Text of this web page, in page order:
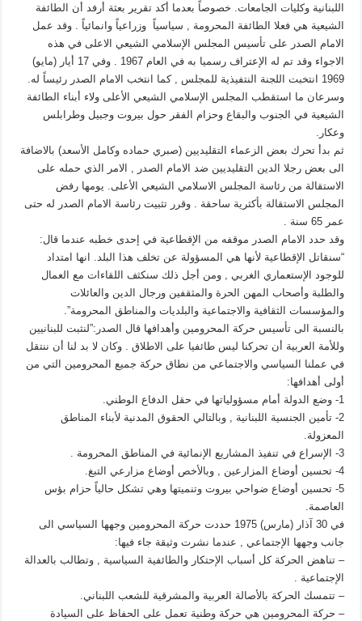
اللبنانية وكليات الجامعات. خصوصاً بعدما أكد تقرير بعثة أرفد أن الطائفة
الشيعية هي فعلا الطائفة المحرومة , سياسياً وزراعياً وانمائياً . وقد عمل
الامام الصدر على تأسيس المجلس الإسلامي الشيعي الاعلى في هذه
الاجواء وقد تم له الإعتراف رسميا به في العام 1967 . وفي 17 أيار (مايو)
1969 انتخبت اللجنة النتفيذية للمجلس , كما انتخب الامام الصدر رئيساً له.
وسرعان ما استقطب المجلس الإسلامي الشيعي الأعلى ولاء أبناء الطائفة
الشيعية في الجنوب والبقاع وحزام الفقر حول بيروت وجبيل وطرابلس
وعكار.
ثم بدأ تحرك بعض الزعماء التقليديين (صبري حماده وكامل الأسعد) بالاضافة
الى بعض رجلا الدين التقليديين ضد الامام الصدر , الامر الذي حمله على
الاستقالة من رئاسة المجلس الاسلامي الشيعي الأعلى. يومها رفض
المجلس الاستقالة بأكثرية ساحقة . وقرر تثبيت رئاسة الامام الصدر له حتى
عمر 65 سنة .
وقد حدد الامام الصدر موقفه من الإقطاعية في إحدى خطبه عندما قال:
“سنقاتل الإقطاعية لأنها هي المسؤولة عن تخلف هذا البلد. انها امتداد
للوجود الإستعماري الغربي , ومن أجل ذلك سنكثف اللقاءات مع العمال
والطلبة وأصحاب المهن الحرة والمثقفين ورجال الدين والعائلات
والمؤسسات الثقافية والاجتماعية والبلديات والمناطق المحرومة”.
بالنسبة الى تأسيس حركة المحرومين وأهدافها قال الصدر:”لنثبت للبنانيين
وللأمة العربية أن تحركنا ليس طائفيا على الاطلاق . وكان لا بد لنا أن ننتقل
في عملنا السياسي والاجتماعي من نطاق حركة جميع المحرومين التي من
أولى أهدافها:
1- وضع الدولة أمام مسؤولياتها في حقل الدفاع الوطني.
2- تأمين الجنسية اللبنانية , وبالتالي الحقوق المدنية لأبناء المناطق
المعزولة.
3- الإسراع في تنفيذ المشاريع الإنمائية في المناطق المحرومة .
4- تحسين أوضاع المزارعين , وبالأخص أوضاع مزارعي التبغ.
5- تحسين أوضاع ضواحي بيروت وتنميتها وهي تشكل حالياً حزام بؤس
العاصمة.
في 30 آذار (مارس) 1975 حددت حركة المحرومين وجهها السياسي الى
جانب وجهها الإجتماعي , عندما نشرت وثيقة جاء فيها:
– تناهض الحركة كل أسباب الإحتكار والطائفية السياسية , وتطالب بالعدالة
الإجتماعية .
– تتمسك الحركة بالأصالة العربية والمشرقية للشعب اللبناني.
– حركة المحرومين هي حركة وطنية تعمل على الحفاظ على السيادة